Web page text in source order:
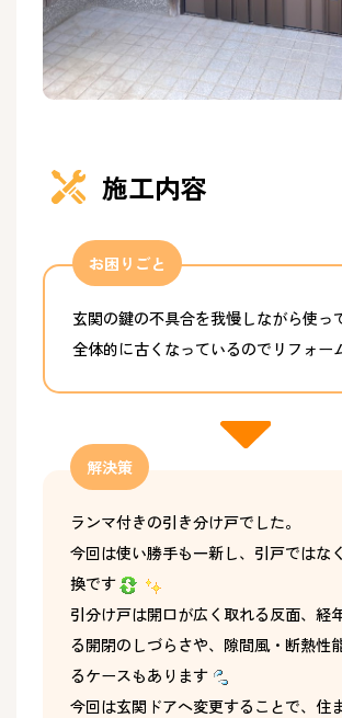
施工内容
お困りごと
玄関の鍵の不具合を我慢しながら使っ
全体的に古くなっているのでリフォー
解決策
ランマ付きの引き分け戸でした。
今回は使い勝手も一新し、引戸ではな
換です
引分け戸は開口が広く取れる反面、経
る開閉のしづらさや、隙間風・断熱性
るケースもあります
今回は玄関ドアへ変更することで、住